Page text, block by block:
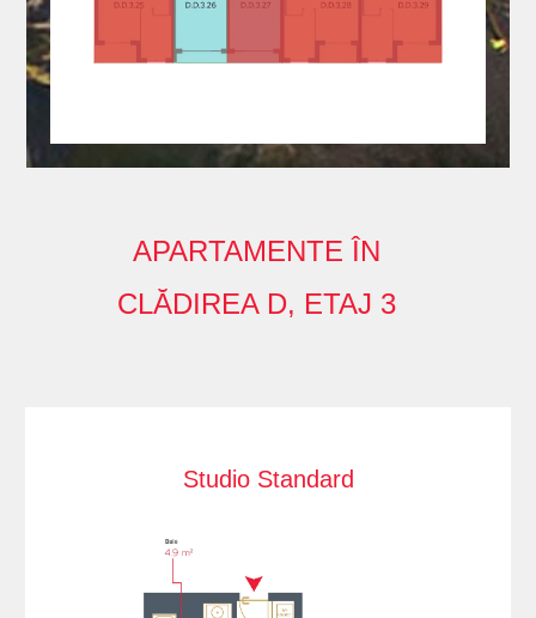
APARTAMENTE ÎN
CLĂDIREA D, ETAJ 3
Studio Standard